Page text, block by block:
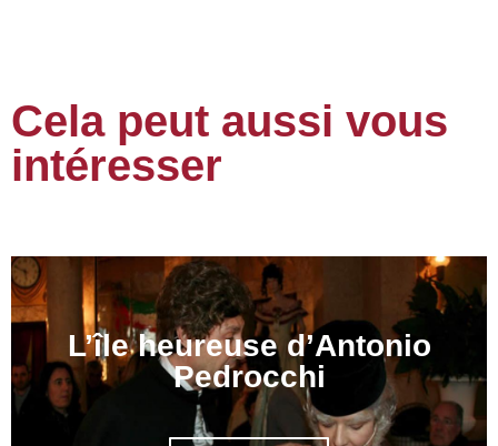
Cela peut aussi vous
intéresser
L’île heureuse d’Antonio
Pedrocchi